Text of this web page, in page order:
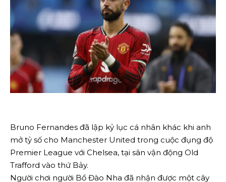
Bruno Fernandes đã lập kỷ lục cá nhân khác khi anh
mở tỷ số cho Manchester United trong cuộc đụng độ
Premier League với Chelsea, tại sân vận động Old
Trafford vào thứ Bảy.
Người chơi người Bồ Đào Nha đã nhận được một cây